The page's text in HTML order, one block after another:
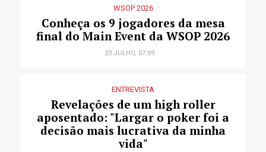
WSOP 2026
Conheça os 9 jogadores da mesa
final do Main Event da WSOP 2026
23 JULHO, 07:09
ENTREVISTA
Revelações de um high roller
aposentado: "Largar o poker foi a
decisão mais lucrativa da minha
vida"